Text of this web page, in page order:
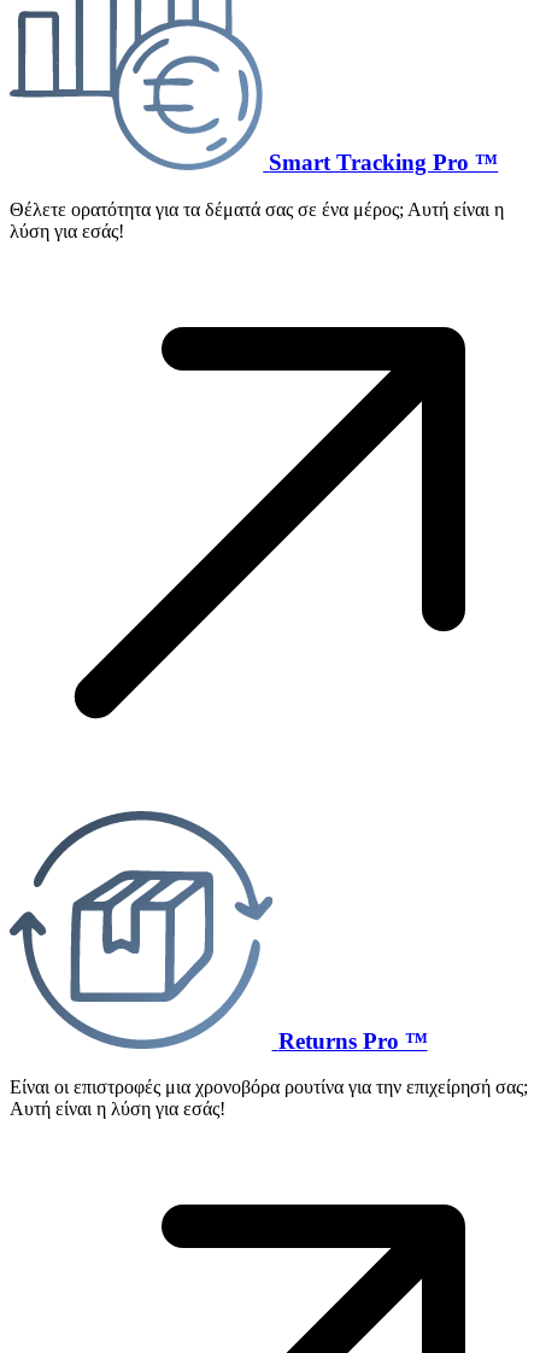
Smart Tracking Pro ™
Θέλετε ορατότητα για τα δέματά σας σε ένα μέρος; Αυτή είναι η
λύση για εσάς!
Returns Pro ™
Είναι οι επιστροφές μια χρονοβόρα ρουτίνα για την επιχείρησή σας;
Αυτή είναι η λύση για εσάς!